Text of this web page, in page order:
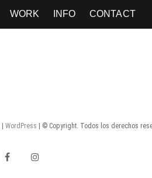
WORK INFO CONTACT
WordPress | © Copyright. Todos los derechos
facebookinstagram